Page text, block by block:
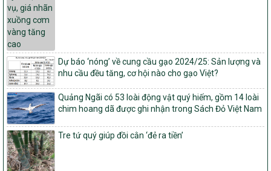
vụ xây dựng nông thôn mới giai đoạn 2026 – 2030
Quyết định số 16/2026/QĐ-TTg
Quy định nguyên tắc, tiêu chí, định mức phân bổ ngân sách trung
ương và tỉ lệ vốn đối ứng ngân sách của địa phương thực hiện
Chương trình mục tiêu quốc gia xây dựng nông thôn mới, giảm
nghèo bền vững và phát triển kinh tế – xã hội vùng đồng bào dân
tộc thiểu số và miền núi giai đoạn 2026 – 2030
1451/QĐ-UBND
Phê duyệt danh sách các xã thuộc nhóm 1, nhóm 2, nhóm 3
trong xây dựng nông thôn mới giai đoạn 2026-2030 trên địa bàn
tỉnh Nghệ An
103/PTNT-NTM
Về việc đăng ký thực hiện Dự án liên kết theo chuỗi giá trị thuộc
Dự báo ‘nóng’ về cung cầu gạo 2024/25: Sản lượng và
nhu cầu đều tăng, cơ hội nào cho gạo Việt?
Quảng Ngãi có 53 loài động vật quý hiếm, gồm 14 loài
chim hoang dã được ghi nhận trong Sách Đỏ Việt Nam
Tre tứ quý giúp đồi cằn ‘đẻ ra tiền’